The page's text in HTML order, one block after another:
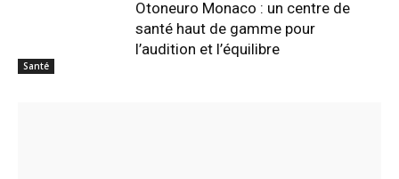
Santé
Otoneuro Monaco : un centre de
santé haut de gamme pour
l’audition et l’équilibre